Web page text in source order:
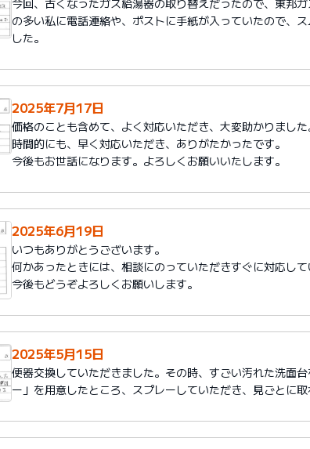
今回、古くなったガス給湯器の取り替えだったので、東邦
の多い私に電話連絡や、ポストに手紙が入っていたので、
した。
2025年7月17日
価格のことも含めて、よく対応いただき、大変助かりました
時間的にも、早く対応いただき、ありがたかったです。
今後もお世話になります。よろしくお願いいたします。
2025年6月19日
いつもありがとうございます。
何かあったときには、相談にのっていただきすぐに対応し
今後もどうぞよろしくお願いします。
2025年5月15日
便器交換していただきました。その時、すごい汚れた洗面
ー」を用意したところ、スプレーしていただき、見ごとに